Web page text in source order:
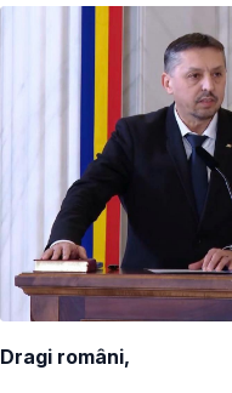
Dragi români,